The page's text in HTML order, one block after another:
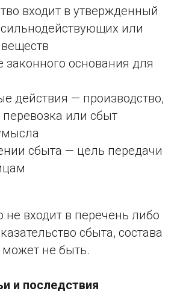
входит в утвержденный
или
законного основания для
действия — производство,
или сбыт
сбыта — цель передачи
не входит в перечень либо
сбыта, состава
не быть.
и последствия